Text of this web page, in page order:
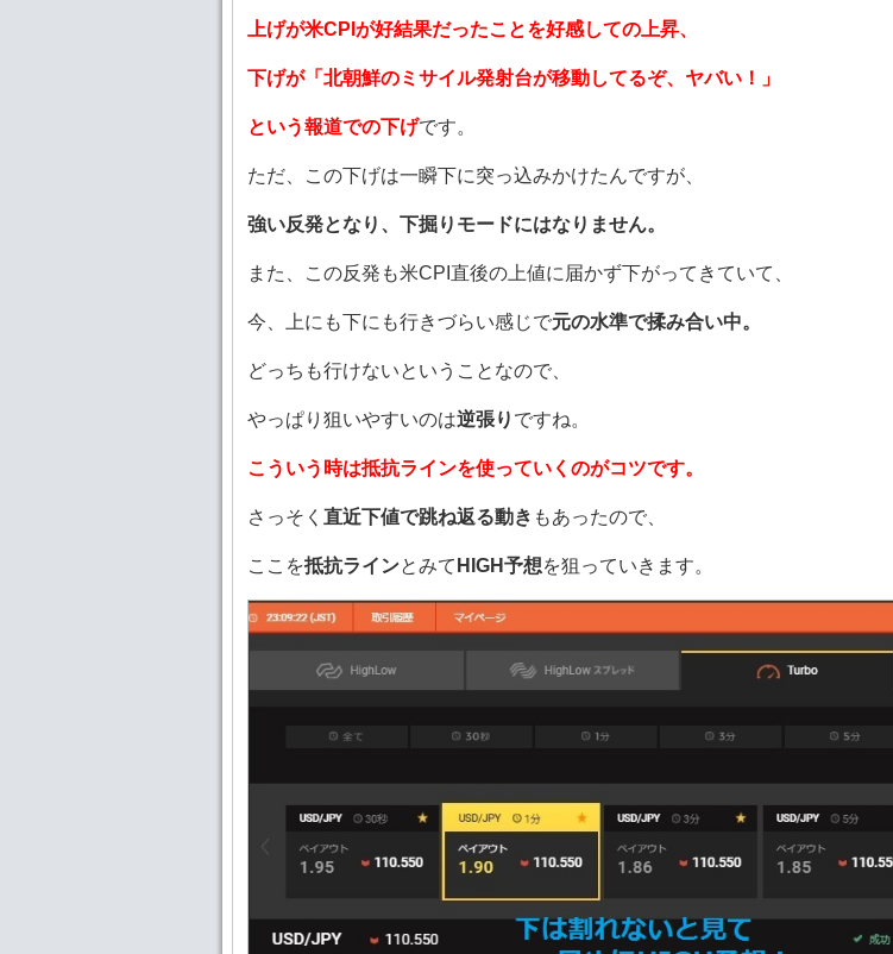
上げが米CPIが好結果だったことを好感しての上昇、
下げが「北朝鮮のミサイル発射台が移動してるぞ、ヤバい！」
という報道での下げです。
ただ、この下げは一瞬下に突っ込みかけたんですが、
強い反発となり、下掘りモードにはなりません。
また、この反発も米CPI直後の上値に届かず下がってきていて、
今、上にも下にも行きづらい感じで元の水準で揉み合い中。
どっちも行けないということなので、
やっぱり狙いやすいのは逆張り ですね。
こういう時は抵抗ラインを使っていくのがコツです。
さっそく 直近下値で跳ね返る動き もあったので、
ここを抵抗ラインとみて HIGH予想を狙っていきます。